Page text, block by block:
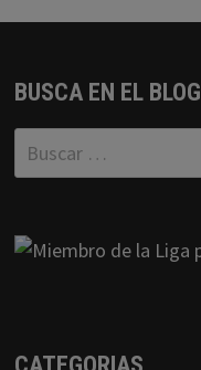
BUSCA EN EL BLOG
Buscar: